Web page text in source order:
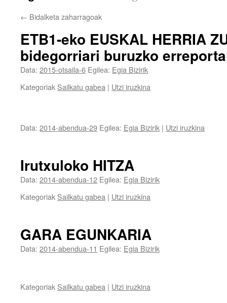
← Bidalketa zaharragoak
ETB1-eko EUSKAL HERRIA
bidegorriari buruzko
Data: 2015-otsaila-6 Egilea: Egia Bizirik
Kategoriak Sailkatu gabea | Utzi iruzkina
Data: 2014-abendua-29 Egilea: Egia Bizirik | Utzi iruzkina
Irutxuloko HITZA
Data: 2014-abendua-12 Egilea: Egia Bizirik
Kategoriak Sailkatu gabea | Utzi iruzkina
GARA EGUNKARIA
Data: 2014-abendua-11 Egilea: Egia Bizirik
Kategoriak Sailkatu gabea | Utzi iruzkina